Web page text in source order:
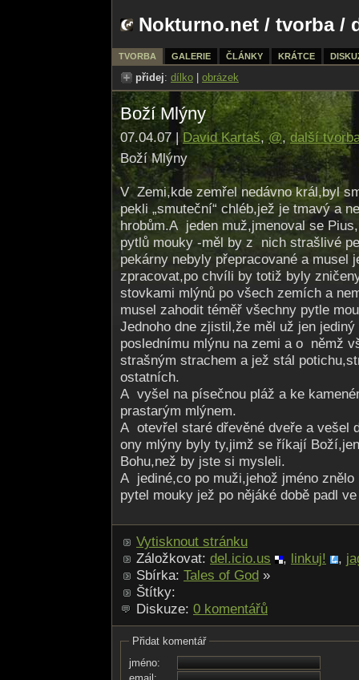
Nokturno.net / tvorba/
TVORBA GALERIE ČLÁNKY KRÁTCE
přidej: dílko obrázek
Boží Mlýny
07.04.07 | David Kartaš,@,další
Boží Mlýny
V Zemi,kde zemřel nedávno král,byl
pekli „smuteční“ chléb,jež je tmavý a
hrobům.A jeden muž,jmenoval se
pytlů mouky -měl by z nich strašlivé
pekárny nebyly přepracované a musel
zpracovat,po chvíli by totiž byly
stovkami mlýnů po všech zemích a
musel zahodit téměř všechny pytle
Jednoho dne zjistil,že měl už jen
poslednímu mlýnu na zemi a o němž
strašným strachem a jež stál
ostatních.
A vyšel na písečnou pláž a ke
prastarým mlýnem.
A otevřel staré dřevěné dveře a vešel
ony mlýny byly ty,jimž se říkají
Bohu,než by jste si mysleli.
A jediné,co po muži,jehož jméno
pytel mouky jež po nějáké době padl
Vytisknout stránku
Záložkovat: del.icio.us , linkuj! ,
Sbírka: Tales of God »
Štítky:
Diskuze: 0 komentářů
Přidat komentář
jméno: